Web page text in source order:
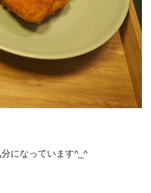
になっています^_^